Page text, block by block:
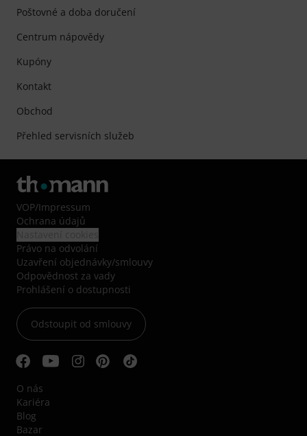
Poštovné a doba doručení
Centrum nápovědy
Kupóny
Kontakt
Obchod
Přehled servisních služeb
VOP/Impressum
Ochrana údajů
Právo na odvolání
Uzavření objednávky/smlouvy
Odpovědnost za vady
Prohlášení o dostupnosti
Odstoupit od smlouvy
O nás
Kariéra
Blog
Bazar